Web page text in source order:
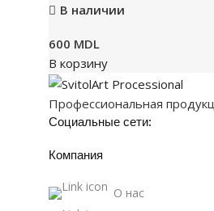
В наличии
600 MDL
В корзину
Профессиональная
Социальные сети:
Компания
О нас